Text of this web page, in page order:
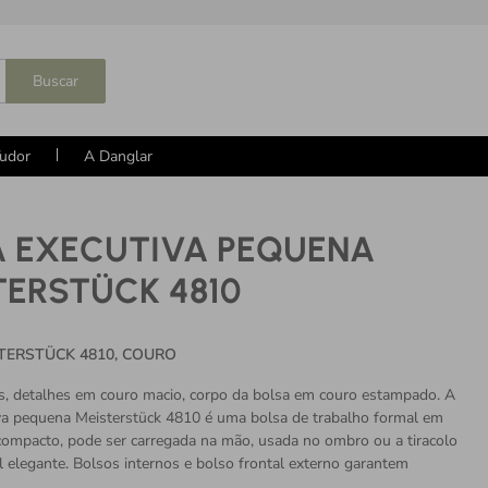
Buscar
A Danglar
EXECUTIVA PEQUENA
4810
4810, COURO
detalhes em couro macio, corpo da bolsa em couro estampado. A
pequena Meisterstück 4810 é uma bolsa de trabalho formal em
pode ser carregada na mão, usada no ombro ou a tiracolo
elegante. Bolsos internos e bolso frontal externo garantem